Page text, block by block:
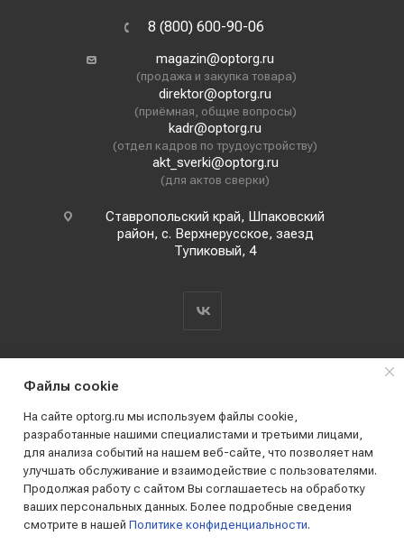
8 (800) 600-90-06
magazin@optorg.ru
(продажа и закупка товара)
direktor@optorg.ru
(приёмная, общие вопросы)
kadr@optorg.ru
(отдел кадров по трудоустройству)
akt_sverki@optorg.ru
(для актов сверки)
Ставропольский край, Шпаковский
район, с. Верхнерусское, заезд
Тупиковый, 4
2019 - 2026 © АО КПК "Ставропольстройопторг"
Все права защищены
Файлы cookie
На сайте optorg.ru мы используем файлы cookie,
разработанные нашими специалистами и третьими лицами,
для анализа событий на нашем веб-сайте, что позволяет нам
улучшать обслуживание и взаимодействие с пользователями.
Продолжая работу с сайтом Вы соглашаетесь на обработку
ваших персональных данных. Более подробные сведения
смотрите в нашей Политике конфиденциальности.